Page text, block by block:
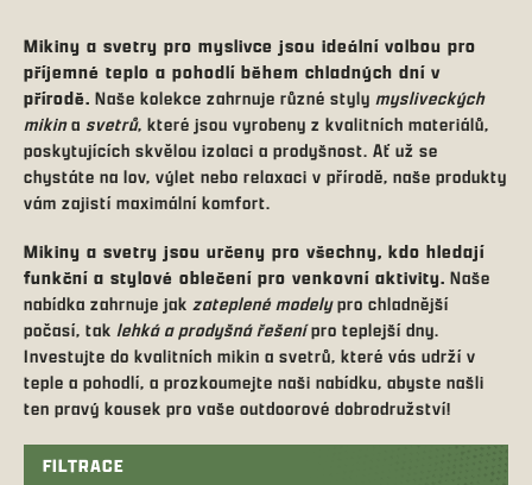
Mikiny a svetry pro myslivce jsou ideální volbou pro
příjemné teplo a pohodlí během chladných dní v
přírodě. Naše kolekce zahrnuje různé styly mysliveckých
mikina svetrů, které jsou vyrobeny z kvalitních materiálů,
poskytujících skvělou izolaci a prodyšnost. Ať už se
chystáte na lov, výlet nebo relaxaci v přírodě, naše produkty
vám zajistí maximální komfort.
Mikiny a svetry jsou určeny pro všechny, kdo hledají
funkční a stylové oblečení pro venkovní aktivity. Naše
nabídka zahrnuje jak zateplené modelypro chladnější
počasí, tak lehká a prodyšná řešenípro teplejší dny.
Investujte do kvalitních mikin a svetrů, které vás udrží v
teple a pohodlí, a prozkoumejte naši nabídku, abyste našli
ten pravý kousek pro vaše outdoorové dobrodružství!
FILTRACE